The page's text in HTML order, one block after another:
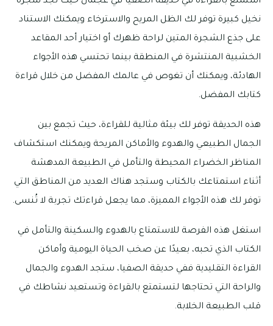
نخيل كبيرة توفر لك الظل المريح والاسترخاء ويمكنك الاستناد
على جذع الشجرة المتين لراحة ظهرك أو اختيار أحد المقاعد
الخشبية المنتشرة في المنطقة بينما تحتسي هذه الأجواء
الهادئة، ويمكنك أن تغوص في عالمك المفضل من خلال قراءة
كتابك المفضل.
هذه الحديقة توفر لك بيئة مثالية للقراءة، حيث تجمع بين
الجمال الطبيعي والهدوء والأماكن المريحة ويمكنك استكشاف
المناظر الخضراء المحيطة والتأمل في الطبيعة المدهشة
أثناء استمتاعك بالكتاب وستجد هناك العديد من المناطق التي
توفر لك هذه الأجواء المميزة، مما يجعل قراءتك تجربة لا تُنسى.
استغل هذه الفرصة للاستمتاع بالهدوء والسكينة والتأمل في
الكتاب الذي تحبه، بعيدًا عن صخب الحياة اليومية وأماكن
القراءة التقليدية ففي حديقة الصفيا، ستجد الهدوء والجمال
والراحة التي تحتاجها لتستمتع بالقراءة وتستعيد نشاطك في
قلب الطبيعة الخلابة.